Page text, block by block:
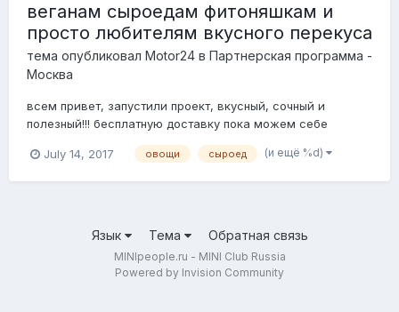
веганам сыроедам фитоняшкам и
просто любителям вкусного перекуса
тема опубликовал Motor24 в Партнерская программа -
Москва
всем привет, запустили проект, вкусный, сочный и
полезный!!! бесплатную доставку пока можем себе
обращайтесь в лс или по телефону на моей визитке.
July 14, 2017 овощи сыроед (и ещё %d)
Язык Тема Обратная связь
MINIpeople.ru - MINI Club Russia
Powered by Invision Community